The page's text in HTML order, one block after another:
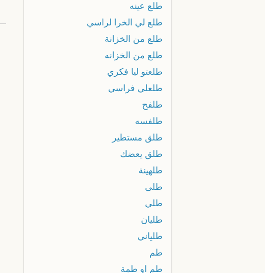
طلع عينه
طلع لي الخرا لراسي
طلع من الخزانة
طلع من الخزانه
طلعتو ليا فكري
طلعلي فراسي
طلفح
طلفسه
طلق مستطير
طلق يعضك
طلهينة
طلى
طلي
طليان
طلياني
طم
طم او طمة